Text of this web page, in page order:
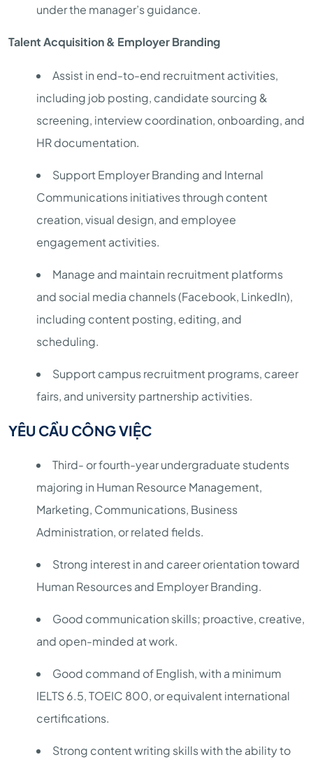
under the manager’s guidance.
Talent Acquisition & Employer Branding
Assist in end-to-end recruitment activities,
including job posting, candidate sourcing &
screening, interview coordination, onboarding, and
HR documentation.
Support Employer Branding and Internal
Communications initiatives through content
creation, visual design, and employee
engagement activities.
Manage and maintain recruitment platforms
and social media channels (Facebook, LinkedIn),
including content posting, editing, and
scheduling.
Support campus recruitment programs, career
fairs, and university partnership activities.
YÊU CẦU CÔNG VIỆC
Third- or fourth-year undergraduate students
majoring in Human Resource Management,
Marketing, Communications, Business
Administration, or related fields.
Strong interest in and career orientation toward
Human Resources and Employer Branding.
Good communication skills; proactive, creative,
and open-minded at work.
Good command of English, with a minimum
IELTS 6.5, TOEIC 800, or equivalent international
certifications.
Strong content writing skills with the ability to